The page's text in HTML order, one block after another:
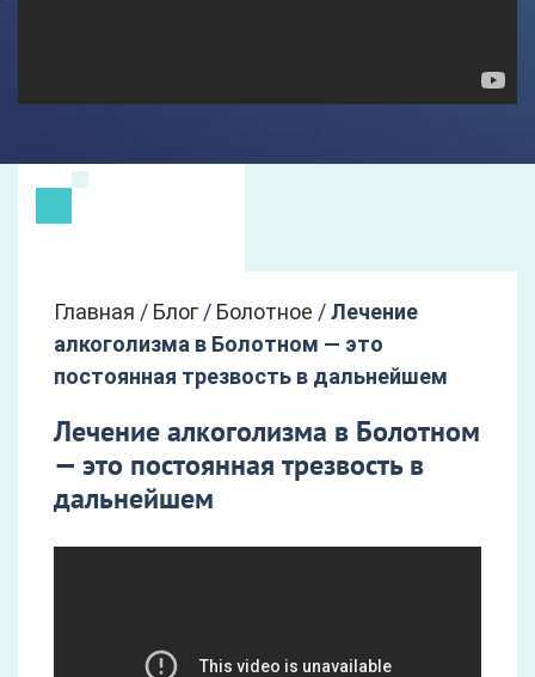
Главная / Блог / Болотное /Лечение
алкоголизма в Болотном — это
постоянная трезвость в дальнейшем
Лечение алкоголизма в Болотном
— это постоянная трезвость в
дальнейшем